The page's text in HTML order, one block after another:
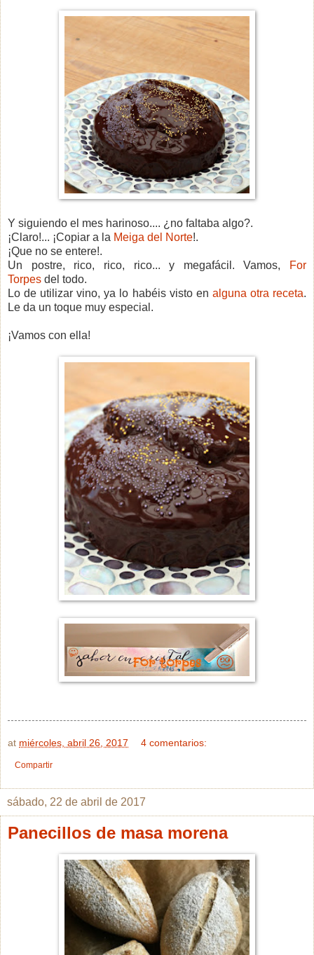
Y siguiendo el mes harinoso.... ¿no faltaba algo?.
¡Claro!... ¡Copiar a la Meiga del Norte!.
¡Que no se entere!.
Un postre, rico, rico, rico... y megafácil. Vamos,
For
Torpes del todo.
Lo de utilizar vino, ya lo habéis visto en alguna otra receta.
Le da un toque muy especial.
¡Vamos con ella!
at miércoles, abril 26, 2017 4 comentarios:
Compartir
sábado, 22 de abril de 2017
Panecillos de masa morena